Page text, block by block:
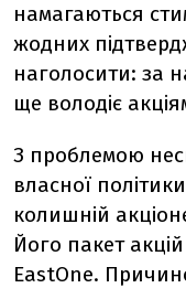
намагаються
жодних
наголосити: за
ще володіє
З проблемою
власної
колишній
Його пакет
EastOne.